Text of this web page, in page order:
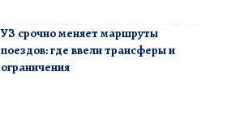
УЗ срочно меняет маршруты
поездов: где ввели трансферы и
ограничения